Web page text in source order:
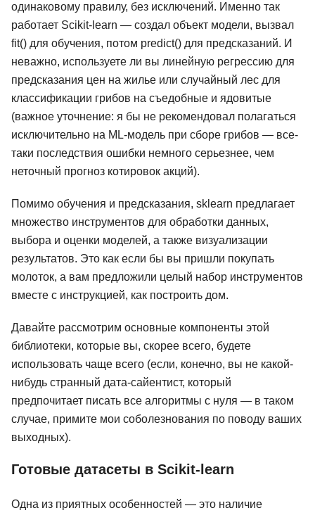
одинаковому правилу, без исключений. Именно так
работает Scikit-learn — создал объект модели, вызвал
fit() для обучения, потом predict() для предсказаний. И
неважно, используете ли вы линейную регрессию для
предсказания цен на жилье или случайный лес для
классификации грибов на съедобные и ядовитые
(важное уточнение: я бы не рекомендовал полагаться
исключительно на ML-модель при сборе грибов — все-
таки последствия ошибки немного серьезнее, чем
неточный прогноз котировок акций).
Помимо обучения и предсказания, sklearn предлагает
множество инструментов для обработки данных,
выбора и оценки моделей, а также визуализации
результатов. Это как если бы вы пришли покупать
молоток, а вам предложили целый набор инструментов
вместе с инструкцией, как построить дом.
Давайте рассмотрим основные компоненты этой
библиотеки, которые вы, скорее всего, будете
использовать чаще всего (если, конечно, вы не какой-
нибудь странный дата-сайентист, который
предпочитает писать все алгоритмы с нуля — в таком
случае, примите мои соболезнования по поводу ваших
выходных).
Готовые датасеты в Scikit-learn
Одна из приятных особенностей — это наличие